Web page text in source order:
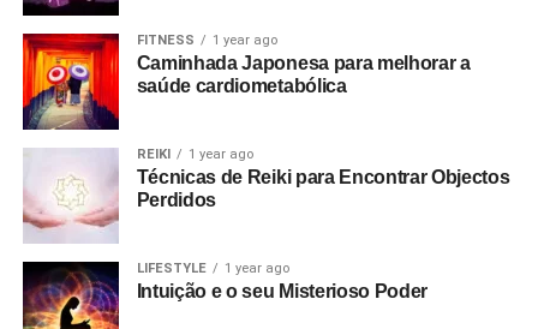
FITNESS 1 year ago
Caminhada Japonesa para melhorar a
saúde cardiometabólica
REIKI 1 year ago
Técnicas de Reiki para Encontrar Objectos
Perdidos
LIFESTYLE 1 year ago
Intuição e o seu Misterioso Poder